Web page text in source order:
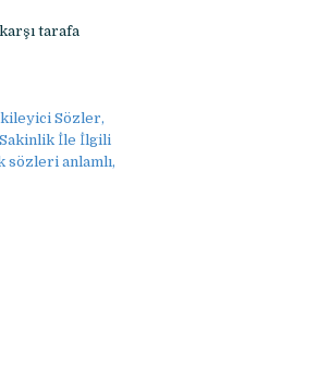
tarafa
Sözler,
İle İlgili
anlamlı,